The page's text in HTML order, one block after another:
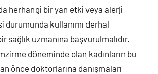
herhangi bir yan etki veya alerji
durumunda kullanımı derhal
sağlık uzmanına başvurulmalıdır.
döneminde olan kadınların bu
önce doktorlarına danışmaları